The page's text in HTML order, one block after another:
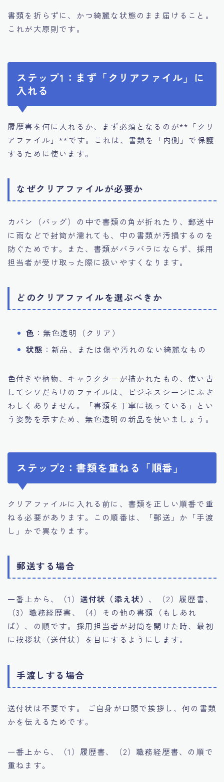
書類を折らずに、かつ綺麗な状態のまま届けること。
これが大原則です。
ステップ1：まず「クリアファイル」に
入れる
履歴書を何に入れるか、まず必須となるのが**「クリ
アファイル」**です。これは、書類を「内側」で保護
するために使います。
なぜクリアファイルが必要か
カバン（バッグ）の中で書類の角が折れたり、郵送中
に雨などで封筒が濡れても、中の書類が汚損するのを
防ぐためです。また、書類がバラバラにならず、採用
担当者が受け取った際に扱いやすくなります。
どのクリアファイルを選ぶべきか
色 ：無色透明（クリア）
状態 ：新品、または傷や汚れのない綺麗なもの
色付きや柄物、キャラクターが描かれたもの、使い古
してシワだらけのファイルは、ビジネスシーンにふさ
わしくありません。「書類を丁寧に扱っている」とい
う姿勢を示すため、無色透明の新品を使いましょう。
ステップ2：書類を重ねる「順番」
クリアファイルに入れる前に、書類を正しい順番で重
ねる必要があります。この順番は、「郵送」か「手渡
し」かで異なります。
郵送する場合
一番上から、（1） 送付状（添え状） 、（2）履歴書、
（3）職務経歴書、（4）その他の書類（もしあれ
ば）、の順です。採用担当者が封筒を開けた時、最初
に挨拶状（送付状）を目にするようにします。
手渡しする場合
送付状は不要です。 ご自身が口頭で挨拶し、何の書類
かを伝えるためです。
一番上から、（1）履歴書、（2）職務経歴書、の順で
重ねます。